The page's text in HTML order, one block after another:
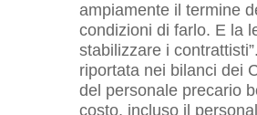
ampiamente il termine
condizioni di farlo. E la
stabilizzare i
riportata nei bilanci dei
del personale precario
costo, incluso il